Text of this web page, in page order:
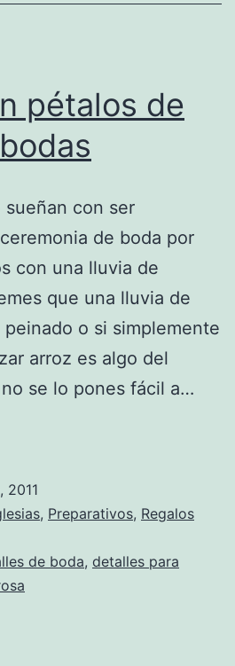
pétalos de
sueñan con ser
de boda por
con una lluvia de
que una lluvia de
o si simplemente
arroz es algo del
se lo pones fácil a…
2011
, Preparativos, Regalos
de boda, detalles para